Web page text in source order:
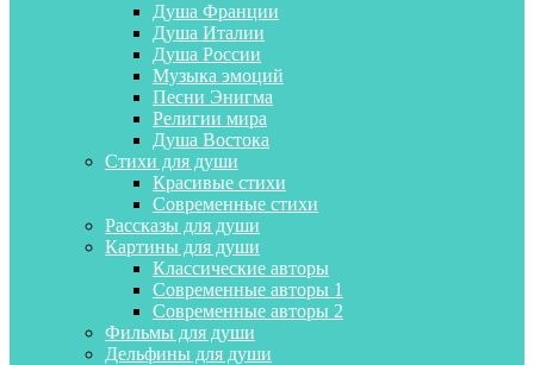
Душа Франции
Душа Италии
Душа России
Музыка эмоций
Песни Энигма
Религии мира
Душа Востока
Стихи для души
Красивые стихи
Современные стихи
Рассказы для души
Картины для души
Классические авторы
Современные авторы 1
Современные авторы 2
Фильмы для души
Дельфины для души